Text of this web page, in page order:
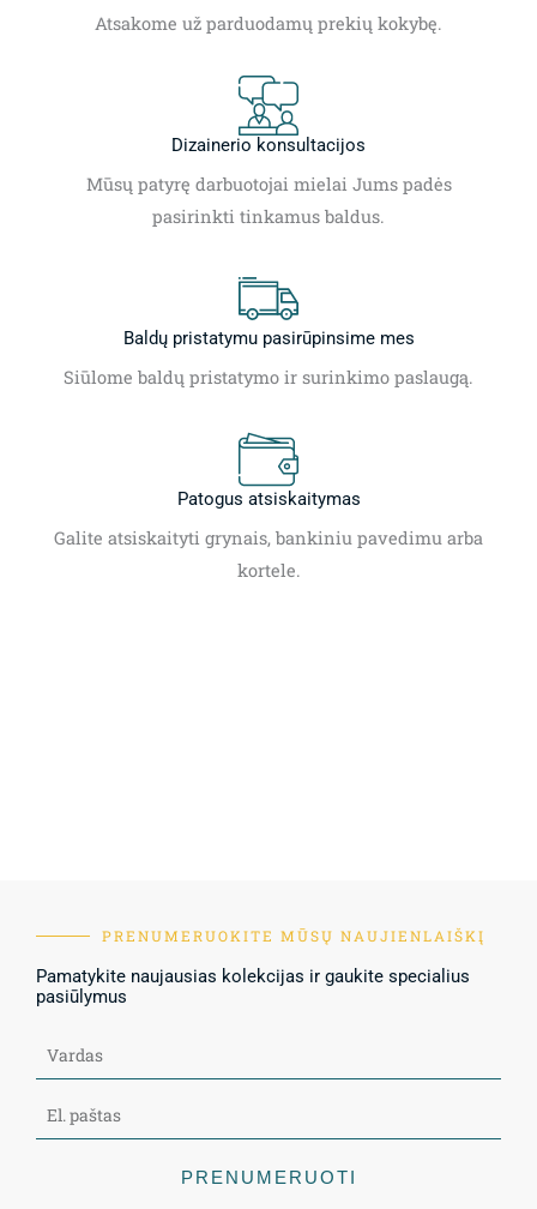
Atsakome už parduodamų prekių kokybę.
Dizainerio konsultacijos
Mūsų patyrę darbuotojai mielai Jums padės
pasirinkti tinkamus baldus.
Baldų pristatymu pasirūpinsime mes
Siūlome baldų pristatymo ir surinkimo paslaugą.
Patogus atsiskaitymas
Galite atsiskaityti grynais, bankiniu pavedimu arba
kortele.
PRENUMERUOKITE MŪSŲ NAUJIENLAIŠKĮ
Pamatykite naujausias kolekcijas ir gaukite specialius
pasiūlymus
PRENUMERUOTI